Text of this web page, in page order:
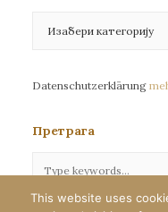
новости
Datenschutzerklärung
Претрага
This website uses